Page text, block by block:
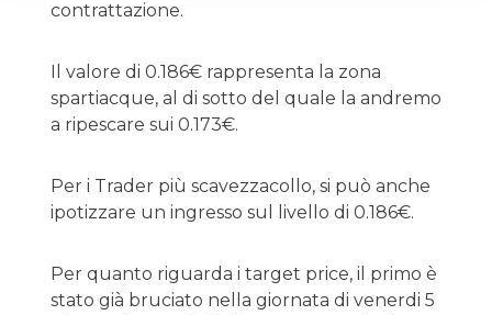
contrattazione.
Il valore di 0.186€ rappresenta la zona
spartiacque, al di sotto del quale la andremo
a ripescare sui 0.173€.
Per i Trader più scavezzacollo, si può anche
ipotizzare un ingresso sul livello di 0.186€.
Per quanto riguarda i target price, il primo è
stato già bruciato nella giornata di venerdi 5